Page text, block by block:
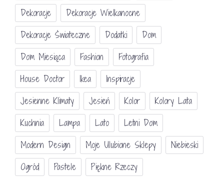
Dekoracje
Dekoracje Wielkanocne
Dekoracje Świateczne
Dodatki
Dom
Dom Miesiąca
Fashion
Fotografia
House Doctor
Ikea
Inspiracje
Jesienne Klimaty
Jesień Kolor
Kolory Lata
Kuchnia
Lampa Lato
Letni Dom
Modern Design
Moje Ulubione Sklepy
Niebieski
Ogród
Pastele
Piękne Rzeczy